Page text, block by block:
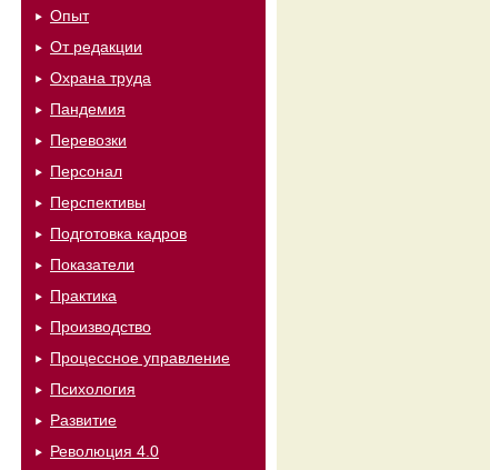
Опыт
От редакции
Охрана труда
Пандемия
Перевозки
Персонал
Перспективы
Подготовка кадров
Показатели
Практика
Производство
Процессное управление
Психология
Развитие
Революция 4.0